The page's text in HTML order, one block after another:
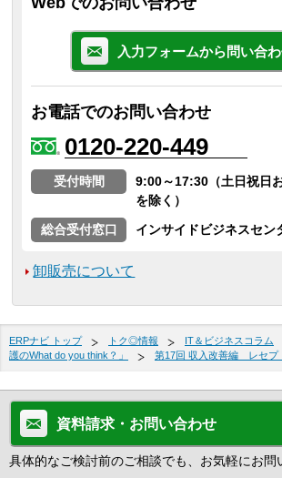
入力フォームから問い合
お電話でのお問い合わせ
0120-220-449
受付時間
9:00～17:30（土日祝日
を除く）
総合受付窓口
インサイドビジネスセン
卸販売について
ERPナビ トップ トク◎情報 IT＆ビジネスコラム
護のWhat do you think？」
第17回 収入改善編 レセプ
資料請求・お問い合わせ
具体的なご検討前のご相談でも、お気軽にお問